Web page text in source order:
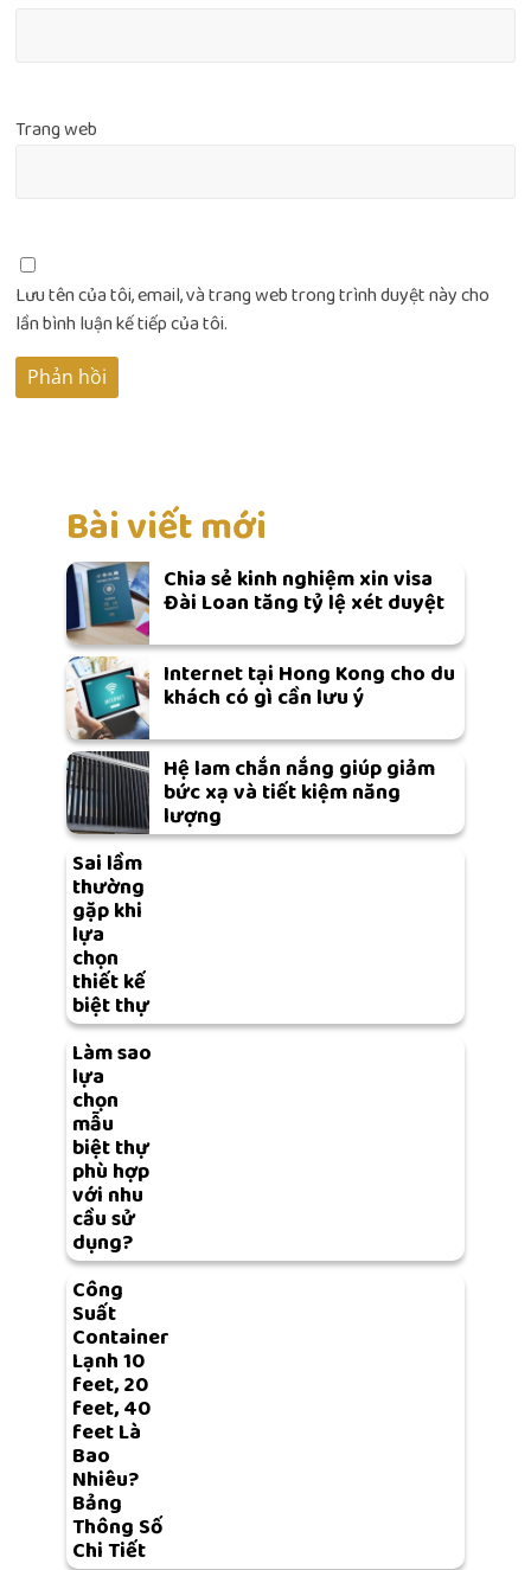
Trang web
Lưu tên của tôi, email, và trang web trong trình duyệt này cho
lần bình luận kế tiếp của tôi.
Bài viết mới
Chia sẻ kinh nghiệm xin visa
Đài Loan tăng tỷ lệ xét duyệt
Internet tại Hong Kong cho du
khách có gì cần lưu ý
Hệ lam chắn nắng giúp giảm
bức xạ và tiết kiệm năng
lượng
Sai lầm
thường
gặp khi
lựa
chọn
thiết kế
biệt thự
Làm sao
lựa
chọn
mẫu
biệt thự
phù hợp
với nhu
cầu sử
dụng?
Công
Suất
Container
Lạnh 10
feet, 20
feet, 40
feet Là
Bao
Nhiêu?
Bảng
Thông Số
Chi Tiết